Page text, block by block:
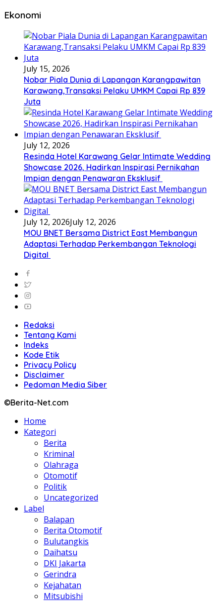
Ekonomi
July 15, 2026
Nobar Piala Dunia di Lapangan Karangpawitan
Karawang,Transaksi Pelaku UMKM Capai Rp 839
Juta
July 12, 2026
Resinda Hotel Karawang Gelar Intimate Wedding
Showcase 2026, Hadirkan Inspirasi Pernikahan
Impian dengan Penawaran Eksklusif
July 12, 2026July 12, 2026
MOU BNET Bersama District East Membangun
Adaptasi Terhadap Perkembangan Teknologi
Digital
Redaksi
Tentang Kami
Indeks
Kode Etik
Privacy Policy
Disclaimer
Pedoman Media Siber
©Berita-Net.com
Home
Kategori
Berita
Kriminal
Olahraga
Otomotif
Politik
Uncategorized
Label
Balapan
Berita Otomotif
Bulutangkis
Daihatsu
DKI Jakarta
Gerindra
Kejahatan
Mitsubishi